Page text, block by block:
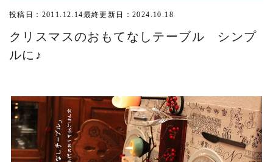
投稿日：2011.12.14最終更新日：2024.10.18
クリスマスのおもてなしテーブル シンプ
ルに♪